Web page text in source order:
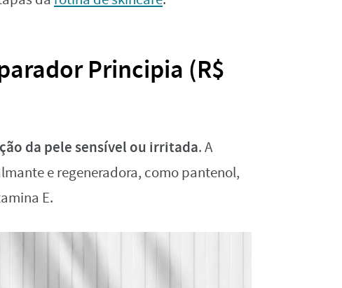
Principia (R$
da pele sensível ou irritada. A
e regeneradora, como pantenol,
E.